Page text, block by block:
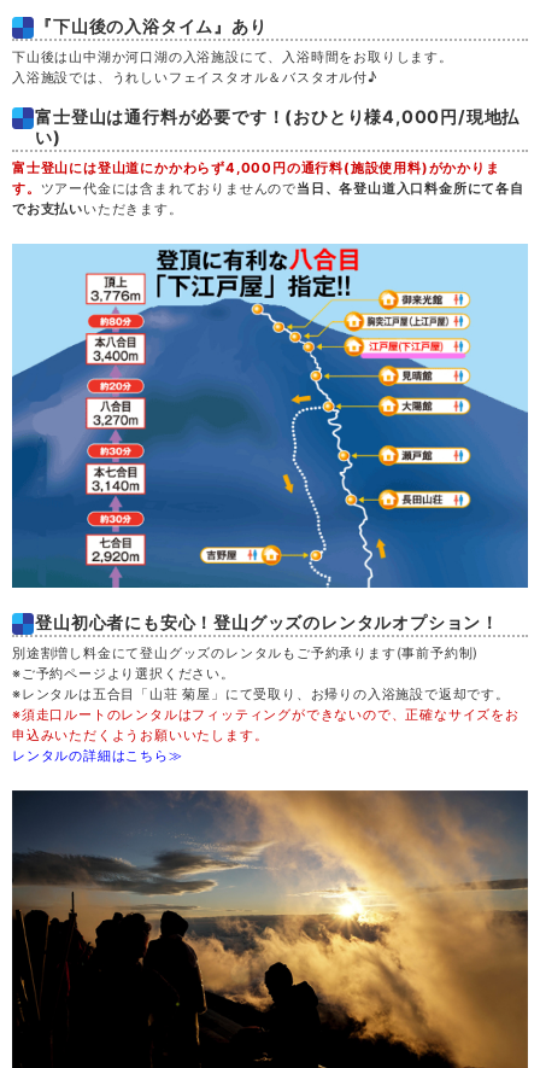
土 29
月 31
『下山後の入浴タイム』あり
下山後は山中湖か河口湖の入浴施設にて、入浴時間をお取りします。
入浴施設では、うれしいフェイスタオル＆バスタオル付♪
富士登山は通行料が必要です！(おひとり様4,000円/現地払
い)
富士登山には登山道にかかわらず4,000円の通行料(施設使用料)がかかりま
す。 ツアー代金には含まれておりませんので当日、各登山道入口料金所にて各自
でお支払いいただきます。
登山初心者にも安心！登山グッズのレンタルオプション！
別途割増し料金にて登山グッズのレンタルもご予約承ります(事前予約制)
※ご予約ページより選択ください。
※レンタルは五合目「山荘 菊屋」にて受取り、お帰りの入浴施設で返却です。
※須走口ルートのレンタルはフィッティングができないので、正確なサイズをお
申込みいただくようお願いいたします。
レンタルの詳細はこちら≫